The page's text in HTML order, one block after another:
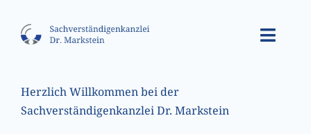
Inhalt
springen
Toggle
Unser Profil
Herzlich Willkommen bei der
Sachverständigenkanzlei Dr. Markstein